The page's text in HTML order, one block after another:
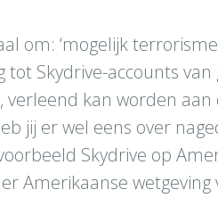
om: ‘mogelijk
Skydrive-accounts van
verleend kan worden aan
jij er wel eens over
Skydrive op
Amerikaanse wetgeving